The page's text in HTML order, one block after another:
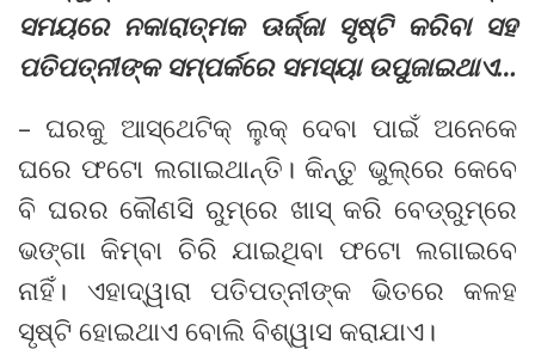
ସମୟରେ ନକାରାତ୍ମକ ଊର୍ଜ୍ଜା ସୃଷ୍ଟି କରିବା ସହ
ପତିପତ୍ନୀଙ୍କ ସମ୍ପର୍କରେ ସମସ୍ୟା ଉପୁଜାଇଥାଏ…
– ଘରକୁ ଆସ୍ଥେଟିକ୍‌ ଲୁକ୍‌ ଦେବା ପାଇଁ ଅନେକେ
ଘରେ ଫଟୋ ଲଗାଇଥାନ୍ତି। କିନ୍ତୁ ଭୁଲ୍‌ରେ କେବେ
ବି ଘରର କୌଣସି ରୁମ୍‌ରେ ଖାସ୍‌ କରି ବେଡ୍‌ରୁମ୍‌ରେ
ଭଙ୍ଗା କିମ୍ବା ଚିରି ଯାଇଥିବା ଫଟୋ ଲଗାଇବେ
ନାହିଁ। ଏହାଦ୍ୱାରା ପତିପତ୍ନୀଙ୍କ ଭିତରେ କଳହ
ସୃଷ୍ଟି ହୋଇଥାଏ ବୋଲି ବିଶ୍ୱାସ କରାଯାଏ।